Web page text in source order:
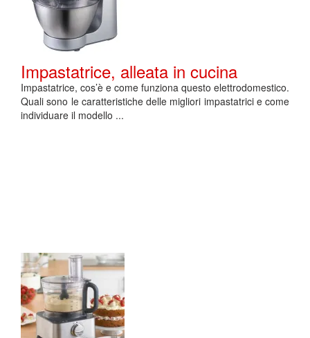
Impastatrice, alleata in cucina
Impastatrice, cos’è e come funziona questo elettrodomestico.
Quali sono le caratteristiche delle migliori impastatrici e come
individuare il modello ...